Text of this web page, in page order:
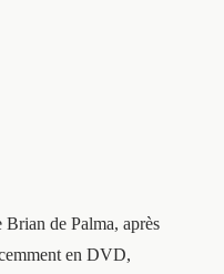
de Palma, après
en DVD,